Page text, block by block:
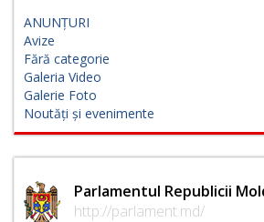
ANUNȚURI
Avize
Fără categorie
Galeria Video
Galerie Foto
Noutăți și evenimente
Parlamentul Republicii
http://parlament.md/